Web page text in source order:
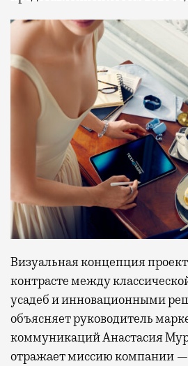
Визуальная концепция
контрасте между
усадеб и инновационными
объясняет руководитель
коммуникаций Анастасия
отражает миссию компании